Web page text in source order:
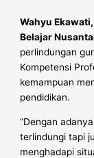
Wahyu
Belajar
perlindungan
Kompetensi
kemampuan
pendidikan.
“Dengan
terlindungi tapi
menghadapi